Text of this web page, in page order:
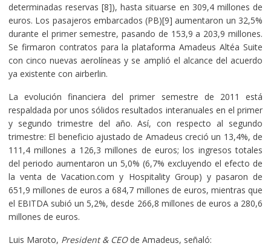
determinadas reservas [8]), hasta situarse en 309,4 millones de
euros. Los pasajeros embarcados (PB)[9] aumentaron un 32,5%
durante el primer semestre, pasando de 153,9 a 203,9 millones.
Se firmaron contratos para la plataforma Amadeus Altéa Suite
con cinco nuevas aerolíneas y se amplió el alcance del acuerdo
ya existente con airberlin.
La evolución financiera del primer semestre de 2011 está
respaldada por unos sólidos resultados interanuales en el primer
y segundo trimestre del año. Así, con respecto al segundo
trimestre: El beneficio ajustado de Amadeus creció un 13,4%, de
111,4 millones a 126,3 millones de euros; los ingresos totales
del periodo aumentaron un 5,0% (6,7% excluyendo el efecto de
la venta de Vacation.com y Hospitality Group) y pasaron de
651,9 millones de euros a 684,7 millones de euros, mientras que
el EBITDA subió un 5,2%, desde 266,8 millones de euros a 280,6
millones de euros.
Luis Maroto, President & CEOde Amadeus, señaló: